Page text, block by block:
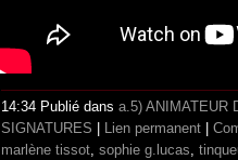
14:34 Publié dans a.5) ANIMATEUR
SIGNATURES
Lien permanent
marlène tissot, sophie g.lucas,